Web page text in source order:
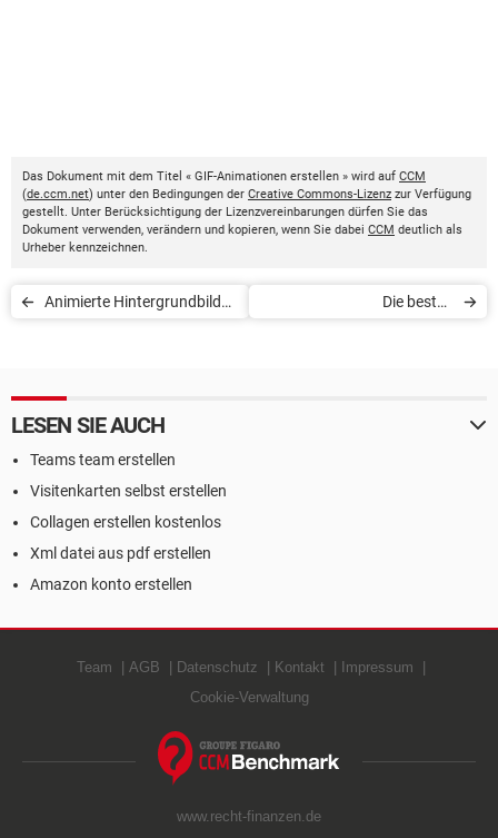
Das Dokument mit dem Titel « GIF-Animationen erstellen » wird auf CCM
(de.ccm.net) unter den Bedingungen der Creative Commons-Lizenz zur Verfügung
gestellt. Unter Berücksichtigung der Lizenzvereinbarungen dürfen Sie das
Dokument verwenden, verändern und kopieren, wenn Sie dabei CCM deutlich als
Urheber kennzeichnen.
Animierte Hintergrundbilder
Die besten
LESEN SIE AUCH
Teams team erstellen
Visitenkarten selbst erstellen
Collagen erstellen kostenlos
Xml datei aus pdf erstellen
Amazon konto erstellen
Team AGB Datenschutz Kontakt
Impressum
Cookie-Verwaltung
www.recht-finanzen.de